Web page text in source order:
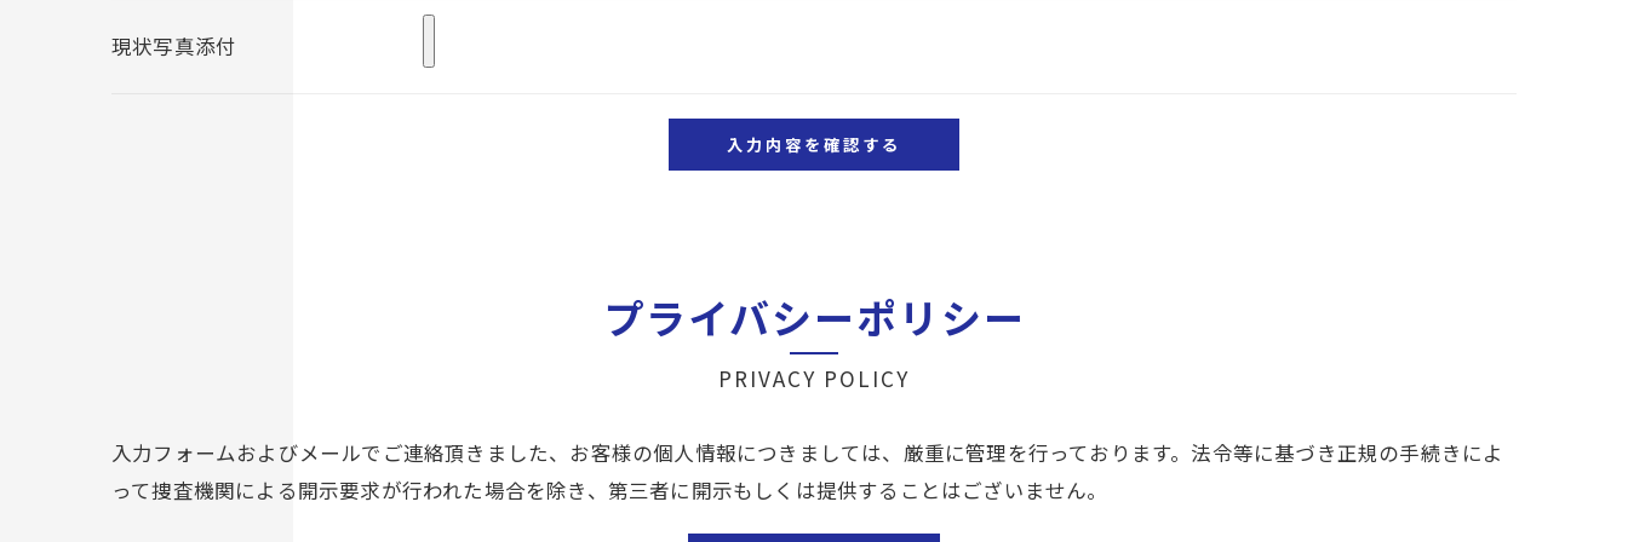
ご本人である事を確認のうえ、対応させて頂きます。
個人情報の開示･訂正･削除・利用停止の具体的手続きにつきましては、お電話でお問合せ下さい。
現状写真添付
プライバシーポリシー
PRIVACY POLICY
入力フォームおよびメールでご連絡頂きました、お客様の個人情報につきましては、厳重に管理を行っております。法令等に基づき正規の手続きによ
って捜査機関による開示要求が行われた場合を除き、第三者に開示もしくは提供することはございません。